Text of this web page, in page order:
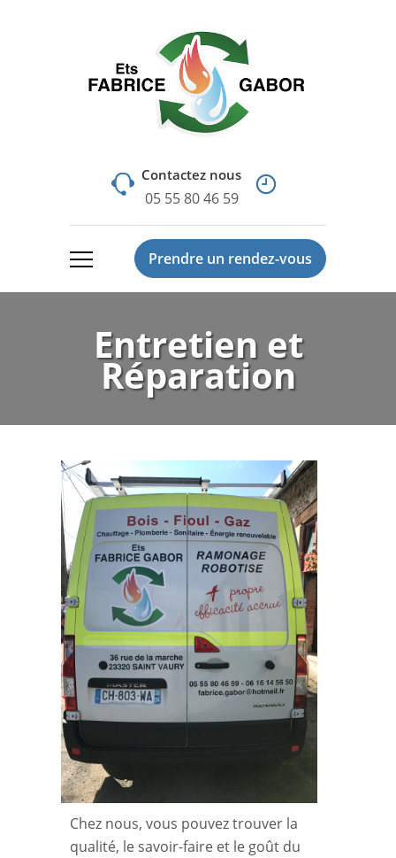
Contactez nous
05 55 80 46 59
Prendre un rendez-vous
Entretien et
Réparation
Chez nous, vous pouvez trouver la
qualité, le savoir-faire et le goût du